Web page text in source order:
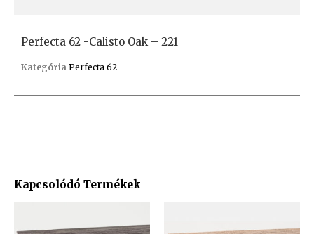
Kapcsolódó Termékek
Perfecta 62 -Calisto Oak – 221
Kategória Perfecta 62